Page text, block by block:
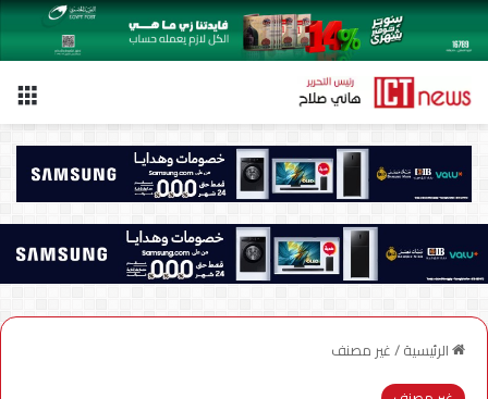
الرئيسية/غير مصنف